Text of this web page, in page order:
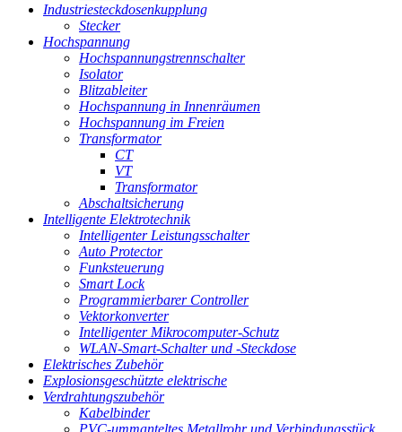
Industriesteckdosenkupplung
Stecker
Hochspannung
Hochspannungstrennschalter
Isolator
Blitzableiter
Hochspannung in Innenräumen
Hochspannung im Freien
Transformator
CT
VT
Transformator
Abschaltsicherung
Intelligente Elektrotechnik
Intelligenter Leistungsschalter
Auto Protector
Funksteuerung
Smart Lock
Programmierbarer Controller
Vektorkonverter
Intelligenter Mikrocomputer-Schutz
WLAN-Smart-Schalter und -Steckdose
Elektrisches Zubehör
Explosionsgeschützte elektrische
Verdrahtungszubehör
Kabelbinder